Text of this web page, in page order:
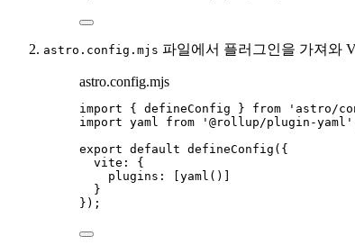
astro.config.mjs 파일에서 플러그인을 가져와
astro.config.mjs
import { defineConfig } from ' astro/
import yaml from ' @rollup/plugin-yaml '
export default defineConfig ({
vite: {
plugins: [ yaml ()]
}
});